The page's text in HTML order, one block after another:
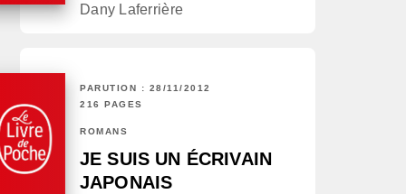
Dany Laferrière
PARUTION : 28/11/2012
216 PAGES
ROMANS
JE SUIS UN ÉCRIVAIN
JAPONAIS